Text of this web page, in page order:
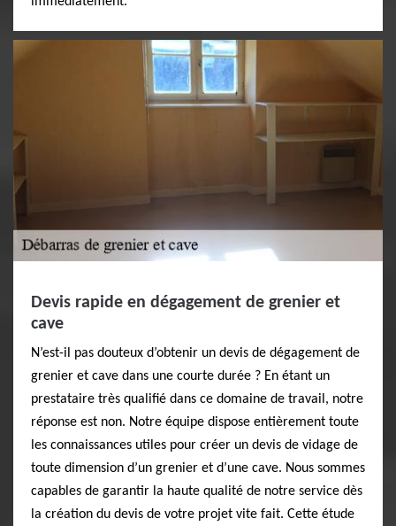
Devis rapide en dégagement de grenier et
cave
N’est-il pas douteux d’obtenir un devis de dégagement de
grenier et cave dans une courte durée ? En étant un
prestataire très qualifié dans ce domaine de travail, notre
réponse est non. Notre équipe dispose entièrement toute
les connaissances utiles pour créer un devis de vidage de
toute dimension d’un grenier et d’une cave. Nous sommes
capables de garantir la haute qualité de notre service dès
la création du devis de votre projet vite fait. Cette étude